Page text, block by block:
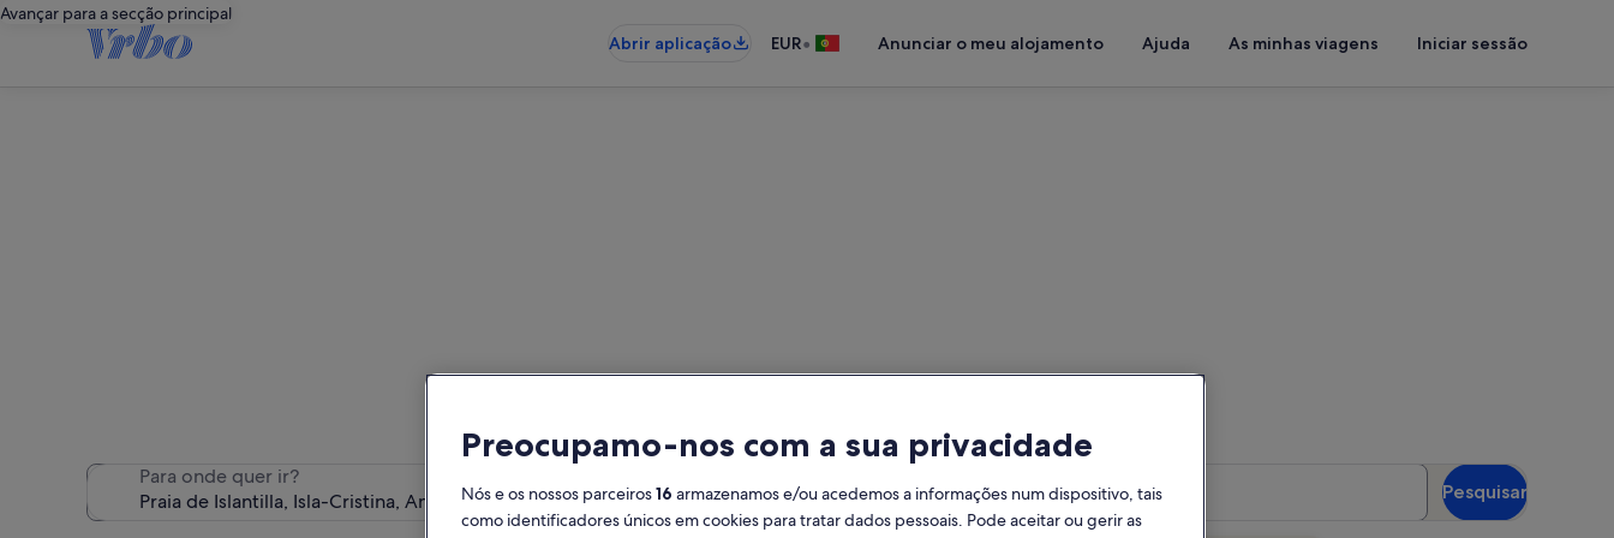
Avançar para a secção principal
Abrir aplicação
EUR• Anunciar o meu alojamento Ajuda As minhas viagens Iniciar sessão
Alojamentos de férias perto de Praia de Islantilla
Para onde quer ir?
2 hóspedes
Pesquisar
Preocupamo-nos com a sua privacidade
Nós e os nossos parceiros16 armazenamos e/ou acedemos a informações num dispositivo, tais
como identificadores únicos em cookies para tratar dados pessoais. Pode aceitar ou gerir as